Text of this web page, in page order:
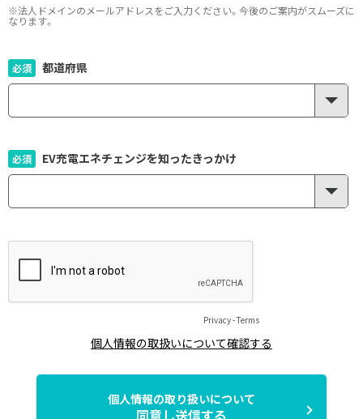
※法人ドメインのメールアドレスをご入力ください。今後のご案内がスムーズに
なります。
都道府県
EV充電エネチェンジを知ったきっかけ
Privacy-Terms
個人情報の取扱いについて確認する
個人情報の取り扱いについて
同意し送信する